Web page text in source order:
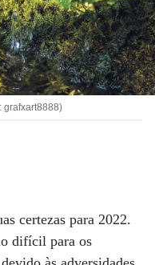
grafxart8888)
certezas para 2022.
difícil para os